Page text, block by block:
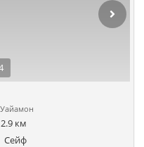
Уайамон
2.9 км
Сейф